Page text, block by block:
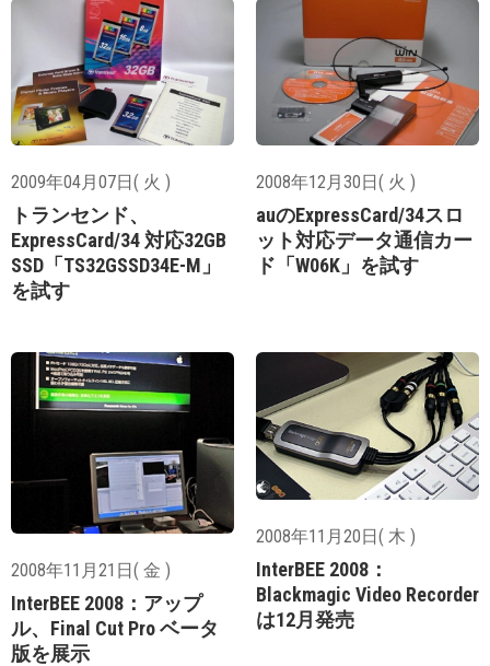
2009年04月07日( 火 )
トランセンド、
ExpressCard/34 対応32GB
SSD「TS32GSSD34E-M」
を試す
2008年12月30日( 火 )
auのExpressCard/34スロ
ット対応データ通信カー
ド「W06K」を試す
2008年11月21日( 金 )
InterBEE 2008：アップ
ル、Final Cut Pro ベータ
版を展示
2008年11月20日( 木 )
InterBEE 2008：
Blackmagic Video Recorder
は12月発売